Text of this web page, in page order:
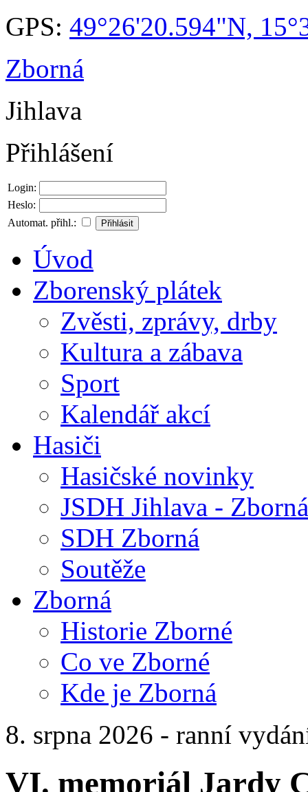
GPS: 49°26'20.594"N,
Zborná
Jihlava
Přihlášení
Login:
Heslo:
Automat. přihl.:
Úvod
Zborenský plátek
Zvěsti, zprávy, drby
Kultura a zábava
Sport
Kalendář akcí
Hasiči
Hasičské novinky
JSDH Jihlava - Zborná
SDH Zborná
Soutěže
Zborná
Historie Zborné
Co ve Zborné
Kde je Zborná
8. srpna 2026 - ranní
VI. memoriál Jardy